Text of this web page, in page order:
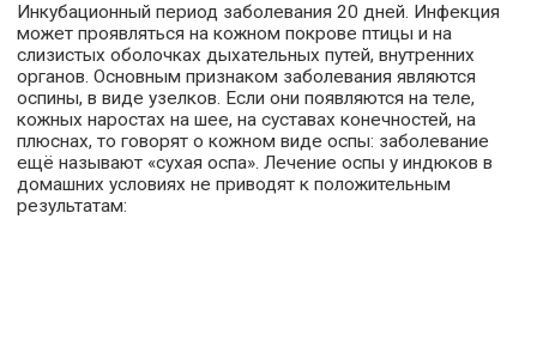
Инкубационный период заболевания 20 дней. Инфекция
может проявляться на кожном покрове птицы и на
слизистых оболочках дыхательных путей, внутренних
органов. Основным признаком заболевания являются
оспины, в виде узелков. Если они появляются на теле,
кожных наростах на шее, на суставах конечностей, на
плюснах, то говорят о кожном виде оспы: заболевание
ещё называют «сухая оспа». Лечение оспы у индюков в
домашних условиях не приводят к положительным
результатам: